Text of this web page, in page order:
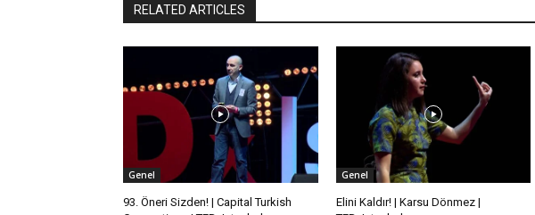
RELATED ARTICLES
Genel
93. Öneri Sizden! | Capital Turkish
Genel
Elini Kaldır! | Karsu Dönmez |